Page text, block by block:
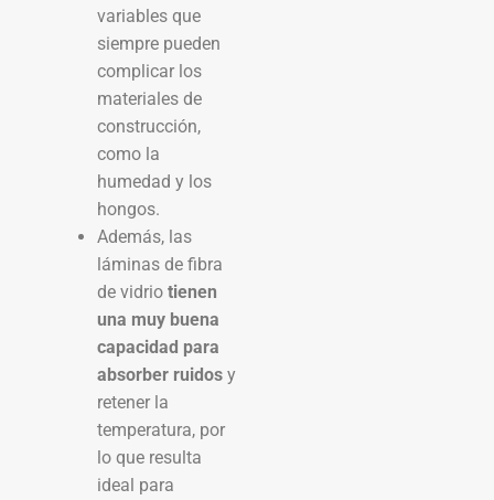
variables que
siempre pueden
complicar los
materiales de
construcción,
como la
humedad y los
hongos.
Además, las
láminas de fibra
de vidrio tienen
una muy buena
capacidad para
absorber ruidos y
retener la
temperatura, por
lo que resulta
ideal para